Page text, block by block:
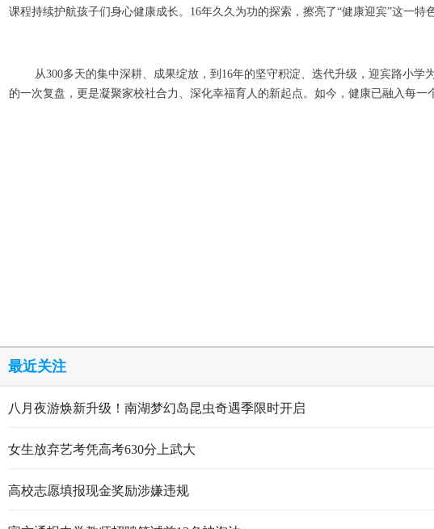
课程持续护航孩子们身心健康成长。16年久久为功的探索，擦亮了“健康迎宾”这一特
从300多天的集中深耕、成果绽放，到16年的坚守积淀、迭代升级，迎宾路小
的一次复盘，更是凝聚家校社合力、深化幸福育人的新起点。如今，健康已融入每
最近关注
八月夜游焕新升级！南湖梦幻岛昆虫奇遇季限时开启
女生放弃艺考凭高考630分上武大
高校志愿填报现金奖励涉嫌违规